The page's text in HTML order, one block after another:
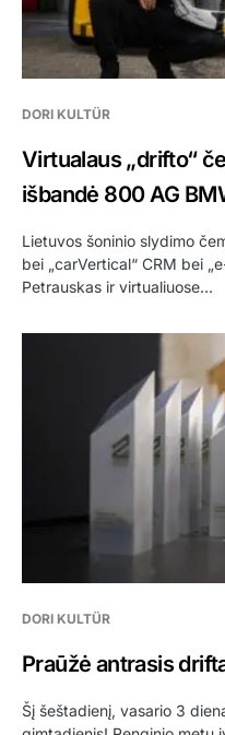
DORI KULTÜR
Virtualaus „drifto“
išbandė 800 AG
Lietuvos šoninio slydimo
bei „carVertical“ CRM bei
Petrauskas ir virtualiuose…
DORI KULTÜR
Praūžė antrasis
Šį šeštadienį, vasario 3